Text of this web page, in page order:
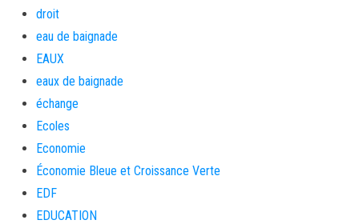
droit
eau de baignade
EAUX
eaux de baignade
échange
Ecoles
Economie
Économie Bleue et Croissance Verte
EDF
EDUCATION